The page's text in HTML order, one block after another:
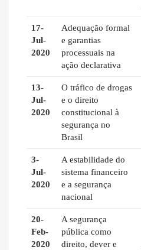
17-
Jul-
2020
Adequação formal
e garantias
processuais na
ação declarativa
13-
Jul-
2020
O tráfico de drogas
e o direito
constitucional à
segurança no
Brasil
3-
Jul-
2020
A estabilidade do
sistema financeiro
e a segurança
nacional
20-
Feb-
2020
A segurança
pública como
direito, dever e